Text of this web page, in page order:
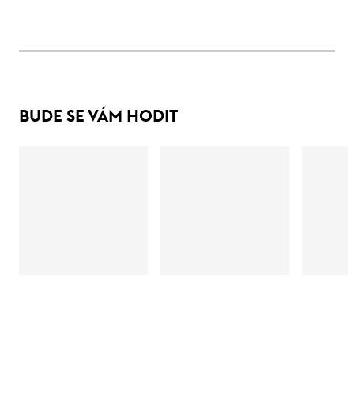
BUDE SE VÁM HODIT